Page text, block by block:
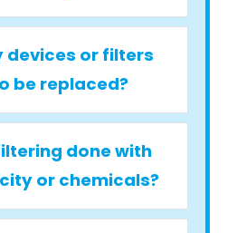
devices or filters
be replaced?
done with
or chemicals?